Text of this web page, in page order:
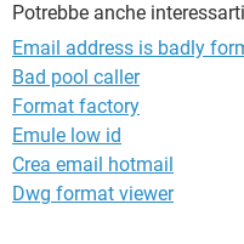
Potrebbe anche
Email address is badly
Bad pool caller
Format factory
Emule low id
Crea email hotmail
Dwg format viewer